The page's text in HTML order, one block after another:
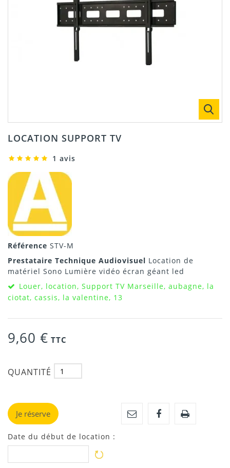
LOCATION SUPPORT TV
1 avis
Référence STV-M
Prestataire Technique Audiovisuel Location de
matériel Sono Lumière vidéo écran géant led
Louer, location, Support TV Marseille, aubagne, la
ciotat, cassis, la valentine, 13
9,60 € TTC
QUANTITÉ
Je réserve
Date du début de location :